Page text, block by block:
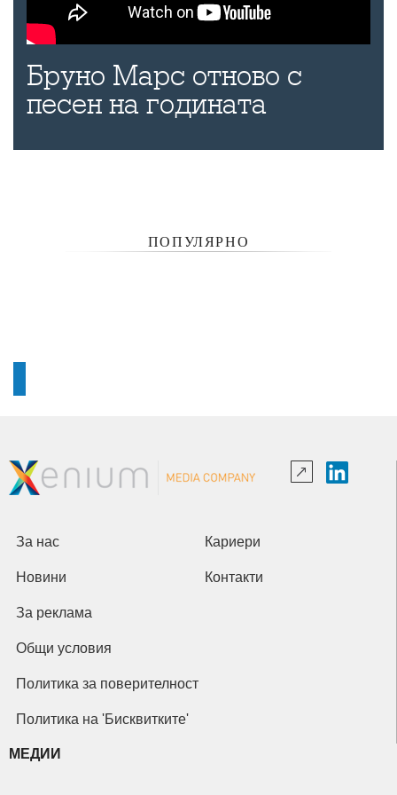
Бруно Марс отново с
песен на годината
ПОПУЛЯРНО
За нас Кариери
Новини Контакти
За реклама
Общи условия
Политика за поверителност
Политика на 'Бисквитките'
МЕДИИ